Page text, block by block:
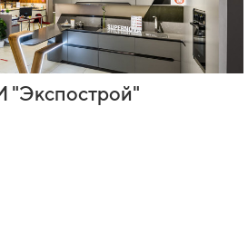
"Экспострой"